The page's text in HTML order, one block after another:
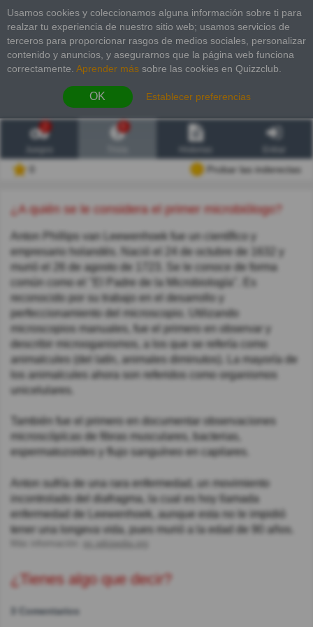
Usamos cookies y coleccionamos alguna información sobre ti para
realzar tu experiencia de nuestro sitio web; usamos servicios de
terceros para proporcionar rasgos de medios sociales, personalizar
contenido y anuncios, y asegurarnos que la página web funciona
correctamente. Aprender más sobre las cookies en Quizzclub.
OK Establecer preferencias
2
Probar las inderectas
¿A quién se le considera el primer microbiólogo?
Anton Phillips van Leewenhoek fue un científico y
empresario holandés. Nació el 24 de octubre de 1632 y
murió el 26 de agosto de 1723. Se le conoce de forma
común como el "El Padre de la Microbiología". Es
reconocido por su trabajo en el desarrollo y
perfeccionamiento del microscopio. Utilizando
microscopios manuales, fue el primero en observar y
describir microoganismos, a los que se refería como
animalcules (del latín, animales diminutos). La mayoría de
los animalcules ahora son referidos como organismos
unicelulares.
También fue el primero en documentar observaciones
microscópícas de fibras musculares, bacterias,
espermatozoides y flujo sanguíneo en capilares.
Anton sufría de una rara enfermedad, un movimiento
incontrolado del diafragma, la cual es hoy llamada
enfermedad de Leewenhoek, aunque esta no le impidió
tener una longeva vida, pues murió a la edad de 90 años.
es.wikipedia.org
¿Tienes algo que decir?
3 Comentarios